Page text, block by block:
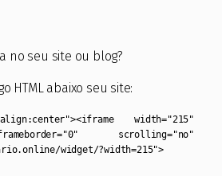
no seu site ou blog?
HTML abaixo seu site:
width="215"
scrolling="no"
widget/?width=215">